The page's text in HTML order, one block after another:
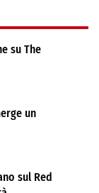
su The
un
sul Red